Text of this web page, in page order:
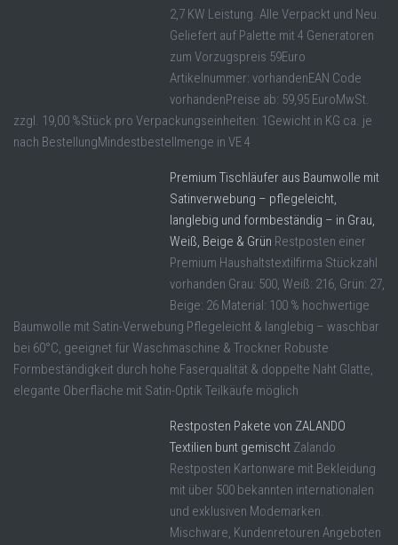
2,7 KW Leistung. Alle Verpackt und Neu.
Geliefert auf Palette mit 4 Generatoren
zum Vorzugspreis 59Euro
Artikelnummer: vorhandenEAN Code
vorhandenPreise ab: 59,95 EuroMwSt.
zzgl. 19,00 %Stück pro Verpackungseinheiten: 1Gewicht in KG ca. je
nach BestellungMindestbestellmenge in VE 4
Premium Tischläufer aus Baumwolle mit
Satinverwebung – pflegeleicht,
langlebig und formbeständig – in Grau,
Weiß, Beige & Grün Restposten einer
Premium Haushaltstextilfirma Stückzahl
vorhanden Grau: 500, Weiß: 216, Grün: 27,
Beige: 26 Material: 100 % hochwertige
Baumwolle mit Satin-Verwebung Pflegeleicht & langlebig – waschbar
bei 60°C, geeignet für Waschmaschine & Trockner Robuste
Formbeständigkeit durch hohe Faserqualität & doppelte Naht Glatte,
elegante Oberfläche mit Satin-Optik Teilkäufe möglich
Restposten Pakete von ZALANDO
Textilien bunt gemischt Zalando
Restposten Kartonware mit Bekleidung
mit über 500 bekannten internationalen
und exklusiven Modemarken.
Mischware, Kundenretouren Angeboten